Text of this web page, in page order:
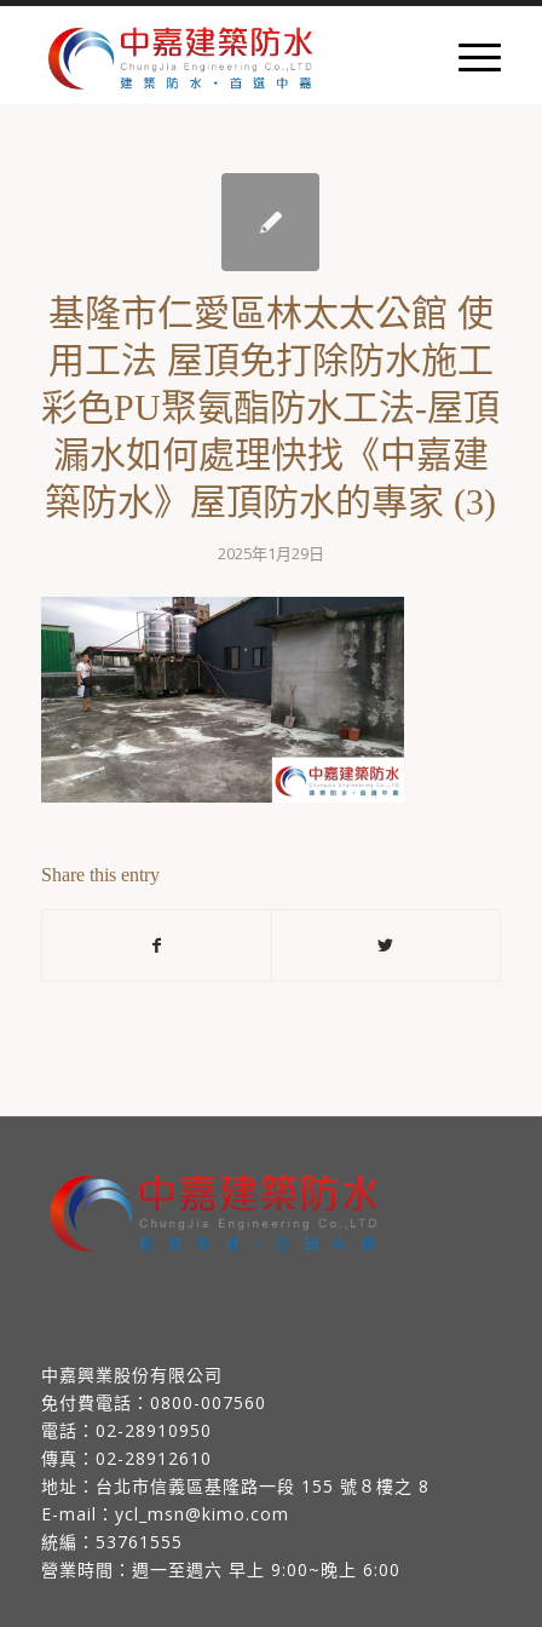
基隆市仁愛區林太太公館 使
用工法 屋頂免打除防水施工
彩色PU聚氨酯防水工法-屋頂
漏水如何處理快找《中嘉建
築防水》屋頂防水的專家 (3)
2025年1月29日
Share this entry
中嘉興業股份有限公司
免付費電話： 0800-007560
電話： 02-28910950
傳真： 02-28912610
地址： 台北市信義區基隆路一段 155 號８樓之 8
E-mail： ycl_msn@kimo.com
統編：53761555
營業時間：週一至週六 早上 9:00~晚上 6:00